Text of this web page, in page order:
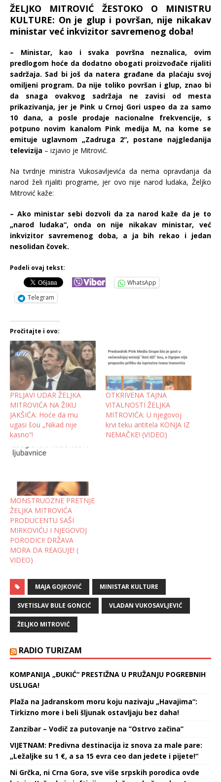
ŽELJKO MITROVIĆ ŽESTOKO O MINISTRU
KULTURE: On je glup i površan, nije nikakav
ministar već inkvizitor savremenog doba!
– Ministar, kao i svaka površna neznalica, ovim
predlogom hoće da dodatno obogati proizvođače rijaliti
sadržaja. Sad bi još da natera građane da plaćaju svoj
omiljeni program. Da nije toliko površan i glup, znao bi
da snaga ovakvog sadržaja ne zavisi od mesta
prikazivanja, jer je Pink u Crnoj Gori uspeo da za samo
10 dana, a posle prodaje nacionalne frekvencije, s
potpuno novim kanalom Pink medija M, na kome se
emituje uglavnom „Zadruga 2“, postane najgledanija
televizija – izjavio je Mitrović.
Na tvrdnje ministra Vukosavljevića da nema opravdanja da
narod želi rijaliti programe, jer ovo nije narod ludaka, Željko
Mitrović kaže:
– Ako ministar sebi dozvoli da za narod kaže da je to
„narod ludaka“, onda on nije nikakav ministar, već
inkvizitor savremenog doba, a ja bih rekao i jedan
nesolidan čovek.
Podeli ovaj tekst:
WhatsApp
Telegram
Pročitajte i ovo:
PRLJAVI UDAR ŽELJKA
MITROVIĆA NA ŽIKU
JAKŠIĆA: Hoće da mu
ugasi šou „Nikad nije
kasno“!
OTKRIVENA TAJNA
VITALNOSTI ŽELJKA
MITROVIĆA: U njegovoj
krvi teku antitela KONJA IZ
NEMAČKE! (VIDEO)
MONSTRUOZNE PRETNJE
ŽELJKA MITROVIĆA
PRODUCENTU SAŠI
MIRKOVIĆU I NJEGOVOJ
PORODICI! DRŽAVA
MORA DA REAGUJE! (
VIDEO)
MAJA GOJKOVIĆ MINISTAR KULTURE
SVETISLAV BULE GONCIĆ VLADAN VUKOSAVLJEVIĆ
ŽELJKO MITROVIĆ
RADIO TURIZAM
KOMPANIJA „ĐUKIĆ“ PRESTIŽNA U PRUŽANJU POGREBNIH
USLUGA!
Plaža na Jadranskom moru koju nazivaju „Havajima“:
Tirkizno more i beli šljunak ostavljaju bez daha!
Zanzibar – Vodič za putovanje na ’’Ostrvo začina’’
VIJETNAM: Predivna destinacija iz snova za male pare:
„Ležaljke su 1 €, a sa 15 evra ceo dan jedete i pijete!“
Ni Grčka, ni Crna Gora, sve više srpskih porodica ovde